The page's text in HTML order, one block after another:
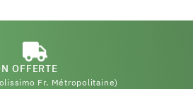
OFFERTE
Fr. Métropolitaine)